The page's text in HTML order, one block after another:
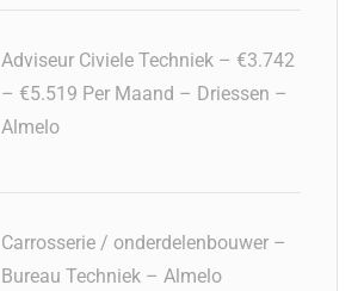
Adviseur Civiele Techniek – €3.742
– €5.519 Per Maand – Driessen –
Almelo
Carrosserie / onderdelenbouwer –
Bureau Techniek – Almelo